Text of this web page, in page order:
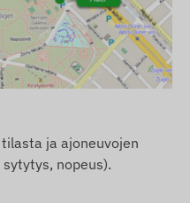
aktiivista
tai seurantasoftaa
verkkojen kautta
ja ajoneuvojen
nopeus).